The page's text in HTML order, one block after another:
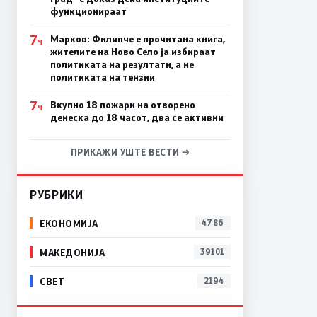
функционираат
7Ч
Марков: Филипче е прочитана книга,
жителите на Ново Село ја избираат
политиката на резултати, а не
политиката на тензии
7Ч
Вкупно 18 пожари на отворено
денеска до 18 часот, два се активни
ПРИКАЖИ УШТЕ ВЕСТИ →
РУБРИКИ
ЕКОНОМИЈА 4786
МАКЕДОНИЈА 39101
СВЕТ 2194